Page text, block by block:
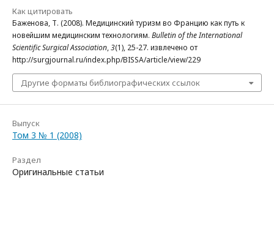
Как цитировать
Баженова, Т. (2008). Медицинский туризм во Францию как путь к
новейшим медицинским технологиям. Bulletin of the International
Scientific Surgical Association,3(1), 25-27. извлечено от
http://surgjournal.ru/index.php/BISSA/article/view/229
Другие форматы библиографических ссылок
Выпуск
Том 3 № 1 (2008)
Раздел
Оригинальные статьи